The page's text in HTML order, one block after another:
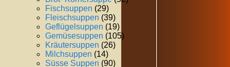
Fischsuppen (29)
Fleischsuppen (39)
Geflügelsuppen (19)
Gemüsesuppen (105)
Kräutersuppen (26)
Milchsuppen (14)
Süsse Suppen (90)